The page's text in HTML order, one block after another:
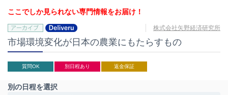
ここでしか見られない専門情報をお届け！
株式会社矢野経済研究所
市場環境変化が日本の農業にもたらすもの
質問OK 別日程あり 返金保証
別の日程を選択